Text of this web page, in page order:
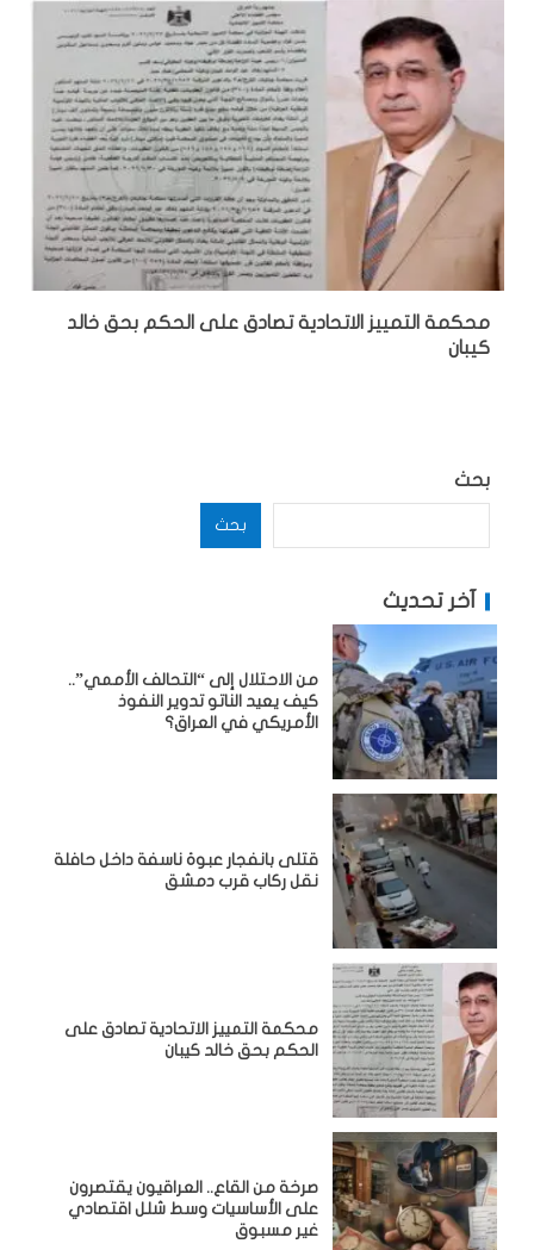
محكمة التمييز الاتحادية تصادق على الحكم بحق خالد
كيبان
بحث
بحث
آخر تحديث
من الاحتلال إلى “التحالف الأممي”..
كيف يعيد الناتو تدوير النفوذ
الأمريكي في العراق؟
قتلى بانفجار عبوة ناسفة داخل حافلة
نقل ركاب قرب دمشق
محكمة التمييز الاتحادية تصادق على
الحكم بحق خالد كيبان
صرخة من القاع.. العراقيون يقتصرون
على الأساسيات وسط شلل اقتصادي
غير مسبوق